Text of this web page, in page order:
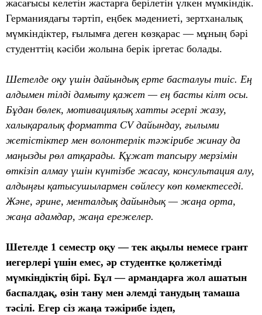
жасағысы келетін жастарға берілетін үлкен мүмкіндік.
Германиядағы тәртіп, еңбек мәдениеті, зертханалық
мүмкіндіктер, ғылымға деген көзқарас — мұның бәрі
студенттің кәсіби жолына берік іргетас болады.
Шетелде оқу үшін дайындық ерте басталуы тиіс. Ең
алдымен тілді дамыту қажет — ең басты кілт осы.
Бұдан бөлек, мотивациялық хатты әсерлі жазу,
халықаралық форматта CV дайындау, ғылыми
жетістіктер мен волонтерлік тәжірибе жинау да
маңызды рөл атқарады. Құжат тапсыру мерзімін
өткізіп алмау үшін күнтізбе жасау, консультация алу,
алдыңғы қатысушылармен сөйлесу көп көмектеседі.
Және, әрине, менталдық дайындық — жаңа орта,
жаңа адамдар, жаңа ережелер.
Шетелде 1 семестр оқу — тек ақылы немесе грант
иегерлері үшін емес, әр студентке қолжетімді
мүмкіндіктің бірі. Бұл — армандарға жол ашатын
баспалдақ, өзін тану мен әлемді танудың тамаша
тәсілі. Егер сіз жаңа тәжірибе іздеп,